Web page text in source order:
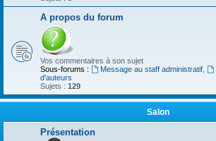
A propos du forum
Vos commentaires à son sujet
Sous-forums :
Message au staff administratif,
d'auteurs
Sujets : 129
Salon
Présentation